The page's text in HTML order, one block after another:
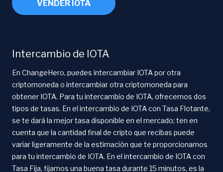
VENDER IOTA
Intercambio de IOTA
En ChangeHero, puedes intercambiar IOTA por otra
criptomoneda o intercambiar otra criptomoneda para
obtener IOTA. Para tu intercambio de IOTA, ofrecemos dos
tipos de tasas. En el intercambio de IOTA con Tasa Flotante,
se te dará la mejor tasa disponible en el mercado; ten en
cuenta que la cantidad final de cripto que recibas puede
variar ligeramente de la estimación que te proporcionamos
para tu intercambio de IOTA. En el intercambio de IOTA con
Tasa Fija, fijamos una buena tasa durante 15 minutos, es la